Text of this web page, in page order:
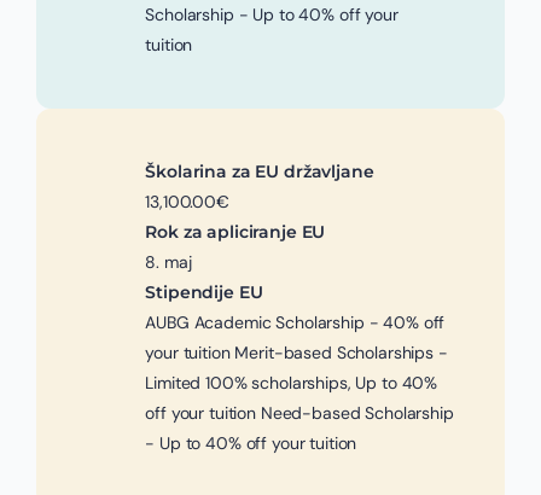
Scholarship - Up to 40% off your
tuition
Školarina za EU državljane
13,100.00€
Rok za apliciranje EU
8. maj
Stipendije EU
AUBG Academic Scholarship - 40% off
your tuition Merit-based Scholarships -
Limited 100% scholarships, Up to 40%
off your tuition Need-based Scholarship
- Up to 40% off your tuition